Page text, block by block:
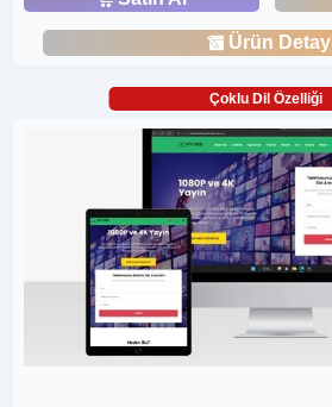
Ürün Detay
Çoklu Dil Özelliği